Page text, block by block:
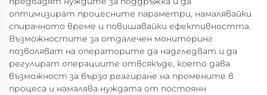
оптимизират процесните параметри, намалявайки
спирачното време и повишавайки ефективността.
Възможностите за отдалечен мониторинг
позволяват на операторите да надгледват и да
регулират операциите отвсякъде, което дава
възможност за бързо реагиране на промените в
процеса и намалява нуждата от постоянн